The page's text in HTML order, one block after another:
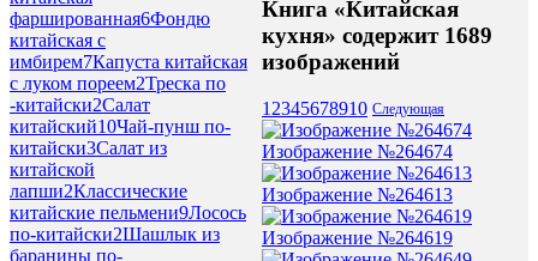
фаршированная6Фондю
китайская с
имбирем7Капуста китайская
с луком пореем2Треска по
-китайски2Салат
китайский10Чай-пунш по-
китайски3Салат из
китайской
лапши2Классические
китайские пельмени9Лосось
по-китайски2Шашлык из
баранины по-
Книга «Китайская
кухня» содержит 1689
изображений
1 2345678910 Следующая
Изображение №264674
Изображение №264613
Изображение №264619